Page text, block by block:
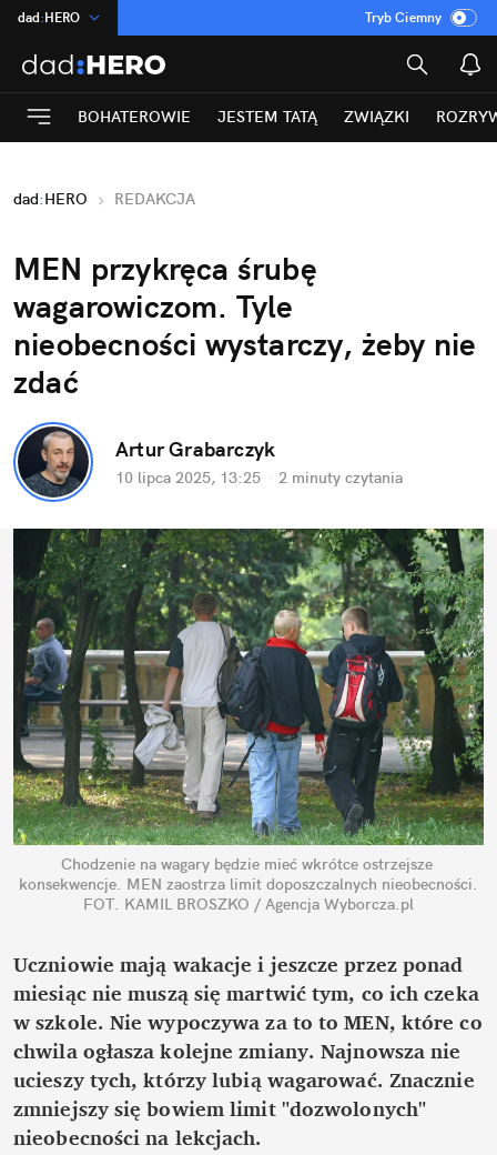
dad:HERO
:Temat
INN:Poland
ASZ:dziennik
Rozrywka
Tryb Ciemny
BOHATEROWIE JESTEM TATĄ ZWIĄZKI
dad:HERO REDAKCJA
MEN przykręca śrubę
wagarowiczom. Tyle
nieobecności wystarczy, żeby nie
zdać
Artur Grabarczyk
10 lipca 2025, 13:25 · 2 minuty czytania
Chodzenie na wagary będzie mieć wkrótce ostrzejsze
konsekwencje. MEN zaostrza limit doposzczalnych nieobecności.
FOT. KAMIL BROSZKO / Agencja Wyborcza.pl
Uczniowie mają wakacje i jeszcze przez ponad
miesiąc nie muszą się martwić tym, co ich czeka
w szkole. Nie wypoczywa za to to MEN, które co
chwila ogłasza kolejne zmiany. Najnowsza nie
ucieszy tych, którzy lubią wagarować. Znacznie
zmniejszy się bowiem limit "dozwolonych"
nieobecności na lekcjach.